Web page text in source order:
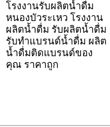
โรงงานรับผลิตน้ำดื่ม
หนองบัวระเหว โรงงาน
ผลิตน้ำดื่ม รับผลิตน้ำดื่ม
รับทำแบรนด์น้ำดื่ม ผลิต
น้ำดื่มติดแบรนด์ของ
คุณ ราคาถูก